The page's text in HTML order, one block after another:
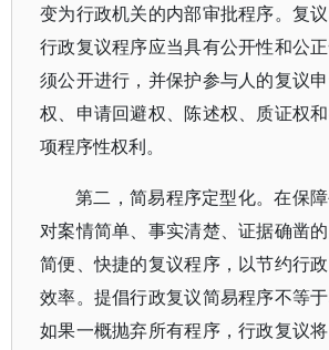
变为行政机关的内部审批程序。复
行政复议程序应当具有公开性和公
须公开进行，并保护参与人的复议
权、申请回避权、陈述权、质证权
项程序性权利。
第二，简易程序定型化。在保
对案情简单、事实清楚、证据确凿
简便、快捷的复议程序，以节约行
效率。提倡行政复议简易程序不等于
如果一概抛弃所有程序，行政复议